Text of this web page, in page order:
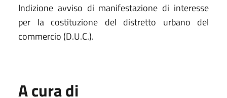
Indizione avviso di manifestazione di interesse
per la costituzione del distretto urbano del
commercio (D.U.C.).
A cura di